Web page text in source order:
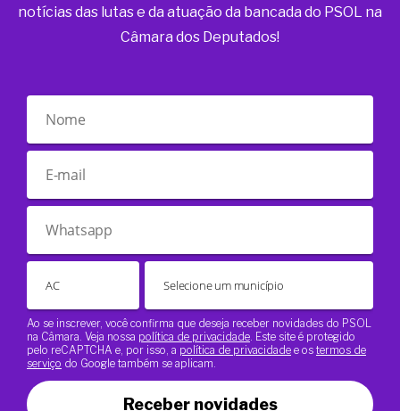
notícias das lutas e da atuação da bancada do PSOL na
Câmara dos Deputados!
Ao se inscrever, você confirma que deseja receber novidades do PSOL
na Câmara. Veja nossa política de privacidade. Este site é protegido
pelo reCAPTCHA e, por isso, a política de privacidade e os termos de
serviço do Google também se aplicam.
Receber novidades